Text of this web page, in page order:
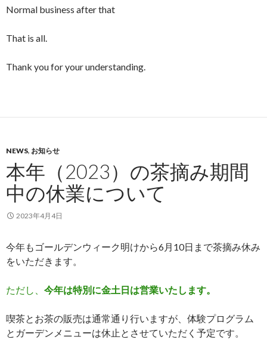
Normal business after that
That is all.
Thank you for your understanding.
NEWS, お知らせ
本年（2023）の茶摘み期間
中の休業について
2023年4月4日
今年もゴールデンウィーク明けから6月10日まで茶摘み休み
をいただきます。
ただし、 今年は特別に金土日は営業いたします。
喫茶とお茶の販売は通常通り行いますが、体験プログラム
とガーデンメニューは休止とさせていただく予定です。